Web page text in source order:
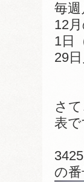
毎週
12
1日
29
さ
表で
の